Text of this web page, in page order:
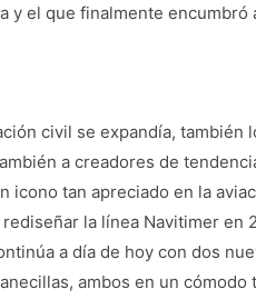
y el que finalmente
civil se expandía, también
a creadores de
icono tan apreciado en la
la línea Navitimer
a día de hoy con dos
ambos en un cómodo